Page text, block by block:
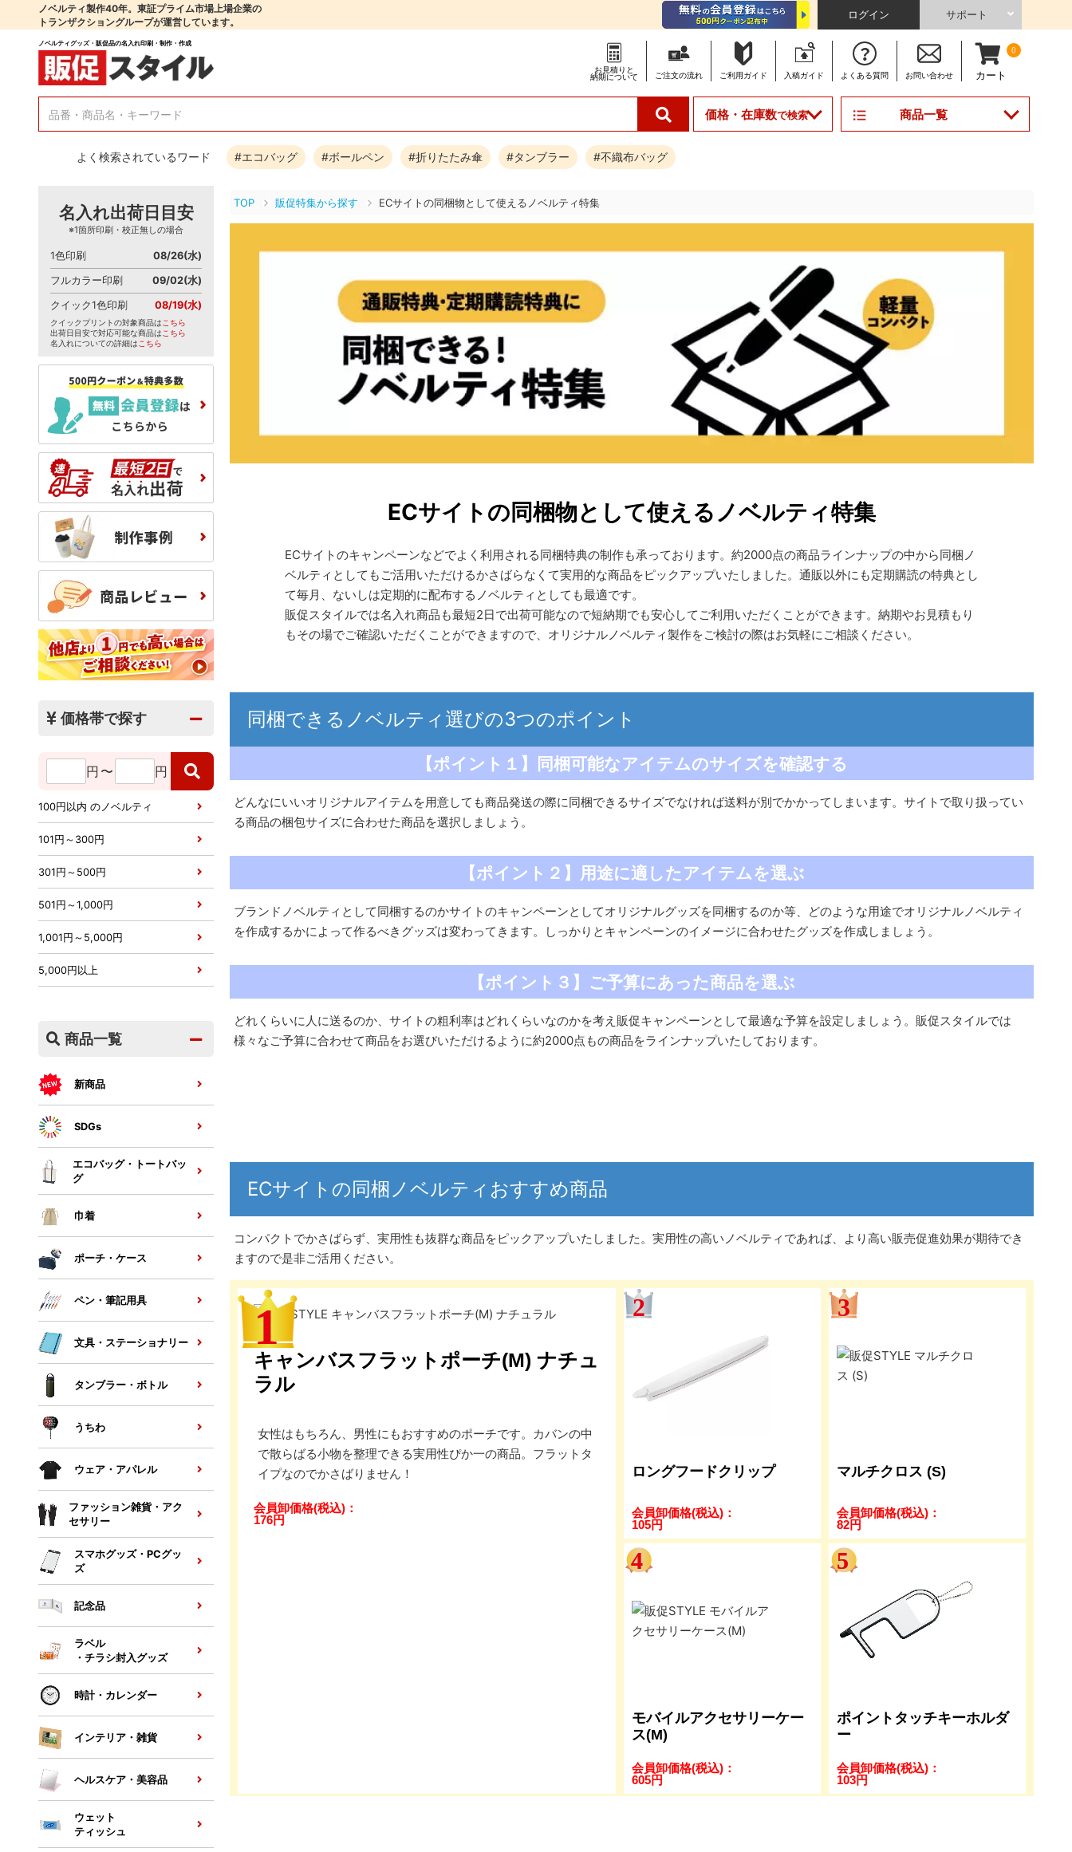
ノベルティ製作40年。東証プライム市場上場企業の
トランザクショングループが運営しています。
ログイン サポート
ノベルティグッズ・販促品の名入れ印刷・制作・作成
お見積りと
納期について
ご注文の流れ ご利用ガイド 入稿ガイド よくある質問 お問い合わせ
0
カート
価格・在庫数で検索 商品一覧
よく検索されているワード #エコバッグ #ボールペン #折りたたみ傘 #タンブラー #不織布バッグ
TOP 販促特集から探す ECサイトの同梱物として使えるノベルティ特集
ECサイトの同梱物として使えるノベルティ特集
ECサイトのキャンペーンなどでよく利用される同梱特典の制作も承っております。約2000点の商品ラインナップの中から同梱ノ
ベルティとしてもご活用いただけるかさばらなくて実用的な商品をピックアップいたしました。通販以外にも定期購読の特典とし
て毎月、ないしは定期的に配布するノベルティとしても最適です。
販促スタイルでは名入れ商品も最短2日で出荷可能なので短納期でも安心してご利用いただくことができます。納期やお見積もり
もその場でご確認いただくことができますので、オリジナルノベルティ製作をご検討の際はお気軽にご相談ください。
同梱できるノベルティ選びの3つのポイント
【ポイント１】同梱可能なアイテムのサイズを確認する
どんなにいいオリジナルアイテムを用意しても商品発送の際に同梱できるサイズでなければ送料が別でかかってしまいます。サイトで取り扱ってい
る商品の梱包サイズに合わせた商品を選択しましょう。
【ポイント２】用途に適したアイテムを選ぶ
ブランドノベルティとして同梱するのかサイトのキャンペーンとしてオリジナルグッズを同梱するのか等、どのような用途でオリジナルノベルティ
を作成するかによって作るべきグッズは変わってきます。しっかりとキャンペーンのイメージに合わせたグッズを作成しましょう。
【ポイント３】ご予算にあった商品を選ぶ
どれくらいに人に送るのか、サイトの粗利率はどれくらいなのかを考え販促キャンペーンとして最適な予算を設定しましょう。販促スタイルでは
様々なご予算に合わせて商品をお選びいただけるように約2000点もの商品をラインナップいたしております。
ECサイトの同梱ノベルティおすすめ商品
コンパクトでかさばらず、実用性も抜群な商品をピックアップいたしました。実用性の高いノベルティであれば、より高い販売促進効果が期待でき
ますので是非ご活用ください。
キャンバスフラットポーチ(M) ナチュ
ラル
女性はもちろん、男性にもおすすめのポーチです。カバンの中
で散らばる小物を整理できる実用性ぴか一の商品。フラットタ
イプなのでかさばりません！
会員卸価格(税込) ：
176円
ロングフードクリップ
会員卸価格(税込) ：
105円
マルチクロス (S)
会員卸価格(税込)：
82円
モバイルアクセサリーケー
ス(M)
会員卸価格(税込) ：
605円
ポイントタッチキーホルダ
ー
会員卸価格(税込)：
103円
名入れ出荷日目安
※1箇所印刷・校正無しの場合
1色印刷 08/26(水)
フルカラー印刷 09/02(水)
クイック1色印刷 08/19(水)
クイックプリントの対象商品は こちら
出荷日目安で対応可能な商品は こちら
名入れについての詳細は こちら
価格帯で探す
円 〜 円
100円以内 のノベルティ
101円～300円
301円～500円
501円～1,000円
1,001円～5,000円
5,000円以上
商品一覧
新商品
SDGs
エコバッグ・トートバッ
グ
巾着
ポーチ・ケース
ペン・筆記用具
文具・ステーショナリー
タンブラー・ボトル
うちわ
ウェア・アパレル
ファッション雑貨・アク
セサリー
スマホグッズ・PCグッ
ズ
記念品
ラベル
・チラシ封入グッズ
時計・カレンダー
インテリア・雑貨
ヘルスケア・美容品
ウェット
ティッシュ